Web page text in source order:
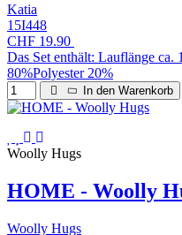
Katia
15I448
CHF 19.90
Das Set enthält: Lauflänge
80%Polyester 20%
In den Warenkorb
Woolly Hugs
HOME - Woolly
Woolly Hugs